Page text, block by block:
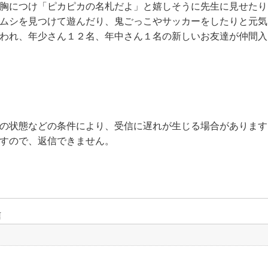
につけ「ピカピカの名札だよ」と嬉しそうに先生に見せた
シを見つけて遊んだり、鬼ごっこやサッカーをしたりと元
れ、年少さん１２名、年中さん１名の新しいお友達が仲間
状態などの条件により、受信に遅れが生じる場合がありま
ので、返信できません。